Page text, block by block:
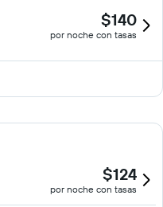
$140
por noche con tasas
$124
por noche con tasas